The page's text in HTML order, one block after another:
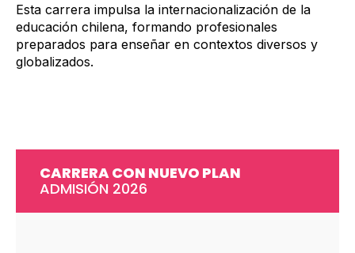
Esta carrera impulsa la internacionalización de la
educación chilena, formando profesionales
preparados para enseñar en contextos diversos y
globalizados.
CARRERA CON NUEVO PLAN
ADMISIÓN 2026